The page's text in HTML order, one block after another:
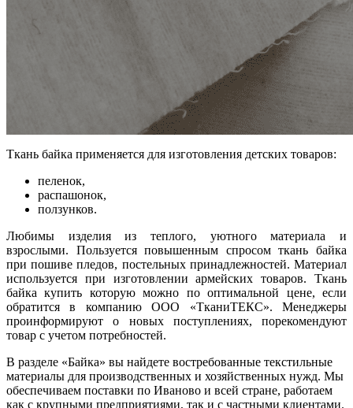
Ткань байка применяется для изготовления детских товаров:
пеленок,
распашонок,
ползунков.
Любимы изделия из теплого, уютного материала и
взрослыми. Пользуется повышенным спросом ткань байка
при пошиве пледов, постельных принадлежностей. Материал
используется при изготовлении армейских товаров. Ткань
байка купить которую можно по оптимальной цене, если
обратится в компанию ООО «ТканиТЕКС». Менеджеры
проинформируют о новых поступлениях, порекомендуют
товар с учетом потребностей.
В разделе «Байка» вы найдете востребованные текстильные
материалы для производственных и хозяйственных нужд. Мы
обеспечиваем поставки по Иваново и всей стране, работаем
как с крупными предприятиями, так и с частными клиентами.